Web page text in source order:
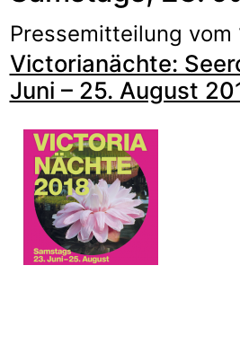
Pressemitteilung vom
Victorianächte:
Juni – 25. August